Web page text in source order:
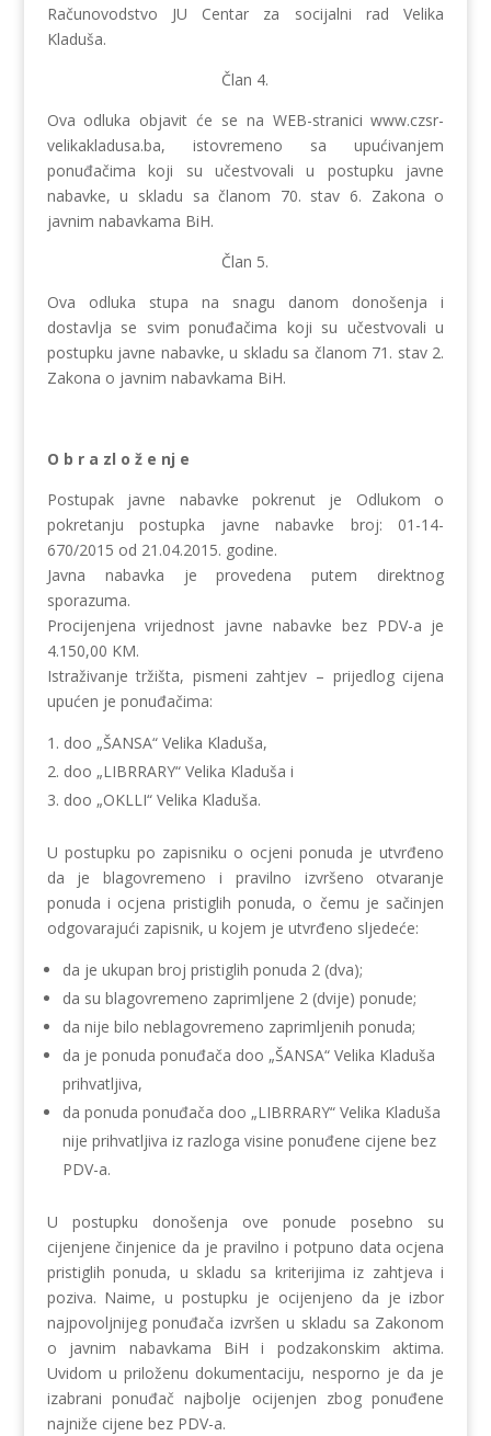
Računovodstvo JU Centar za socijalni rad Velika
Kladuša.
Član 4.
Ova odluka objavit će se na WEB-stranici www.czsr-
velikakladusa.ba, istovremeno sa upućivanjem
ponuđačima koji su učestvovali u postupku javne
nabavke, u skladu sa članom 70. stav 6. Zakona o
javnim nabavkama BiH.
Član 5.
Ova odluka stupa na snagu danom donošenja i
dostavlja se svim ponuđačima koji su učestvovali u
postupku javne nabavke, u skladu sa članom 71. stav 2.
Zakona o javnim nabavkama BiH.
O b r a zl o ž e nj e
Postupak javne nabavke pokrenut je Odlukom o
pokretanju postupka javne nabavke broj: 01-14-
670/2015 od 21.04.2015. godine.
Javna nabavka je provedena putem direktnog
sporazuma.
Procijenjena vrijednost javne nabavke bez PDV-a je
4.150,00 KM.
Istraživanje tržišta, pismeni zahtjev – prijedlog cijena
upućen je ponuđačima:
doo „ŠANSA“ Velika Kladuša,
doo „LIBRRARY“ Velika Kladuša i
doo „OKLLI“ Velika Kladuša.
U postupku po zapisniku o ocjeni ponuda je utvrđeno
da je blagovremeno i pravilno izvršeno otvaranje
ponuda i ocjena pristiglih ponuda, o čemu je sačinjen
odgovarajući zapisnik, u kojem je utvrđeno sljedeće:
da je ukupan broj pristiglih ponuda 2 (dva);
da su blagovremeno zaprimljene 2 (dvije) ponude;
da nije bilo neblagovremeno zaprimljenih ponuda;
da je ponuda ponuđača doo „ŠANSA“ Velika Kladuša
prihvatljiva,
da ponuda ponuđača doo „LIBRRARY“ Velika Kladuša
nije prihvatljiva iz razloga visine ponuđene cijene bez
PDV-a.
U postupku donošenja ove ponude posebno su
cijenjene činjenice da je pravilno i potpuno data ocjena
pristiglih ponuda, u skladu sa kriterijima iz zahtjeva i
poziva. Naime, u postupku je ocijenjeno da je izbor
najpovoljnijeg ponuđača izvršen u skladu sa Zakonom
o javnim nabavkama BiH i podzakonskim aktima.
Uvidom u priloženu dokumentaciju, nesporno je da je
izabrani ponuđač najbolje ocijenjen zbog ponuđene
najniže cijene bez PDV-a.